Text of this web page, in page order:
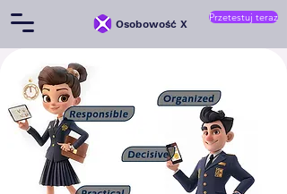
Osobowość X
Przetestuj teraz